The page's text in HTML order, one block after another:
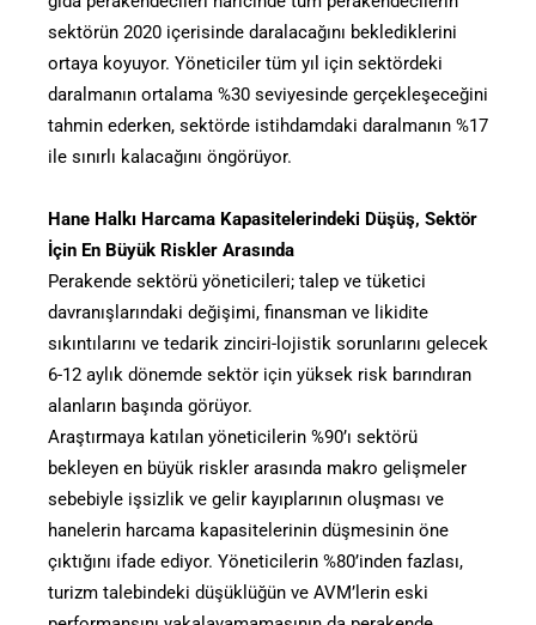
sektörün 2020 içerisinde daralacağını beklediklerini
ortaya koyuyor. Yöneticiler tüm yıl için sektördeki
daralmanın ortalama %30 seviyesinde gerçekleşeceğini
tahmin ederken, sektörde istihdamdaki daralmanın %17
ile sınırlı kalacağını öngörüyor.
Hane Halkı Harcama Kapasitelerindeki Düşüş, Sektör
İçin En Büyük Riskler Arasında
Perakende sektörü yöneticileri; talep ve tüketici
davranışlarındaki değişimi, finansman ve likidite
sıkıntılarını ve tedarik zinciri-lojistik sorunlarını gelecek
6-12 aylık dönemde sektör için yüksek risk barındıran
alanların başında görüyor.
Araştırmaya katılan yöneticilerin %90’ı sektörü
bekleyen en büyük riskler arasında makro gelişmeler
sebebiyle işsizlik ve gelir kayıplarının oluşması ve
hanelerin harcama kapasitelerinin düşmesinin öne
çıktığını ifade ediyor. Yöneticilerin %80’inden fazlası,
turizm talebindeki düşüklüğün ve AVM’lerin eski